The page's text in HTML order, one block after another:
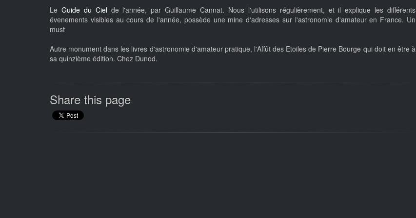
Le Guide du Ciel de l'année, par Guillaume Cannat. Nous l'utilisons régulièrement, et il explique les différents
évenements visibles au cours de l'année, possède une mine d'adresses sur l'astronomie d'amateur en France. Un
must
Autre monument dans les livres d'astronomie d'amateur pratique, l'Affût des Etoiles de Pierre Bourge qui doit en être à
sa quinzième édition. Chez Dunod.
Share this page